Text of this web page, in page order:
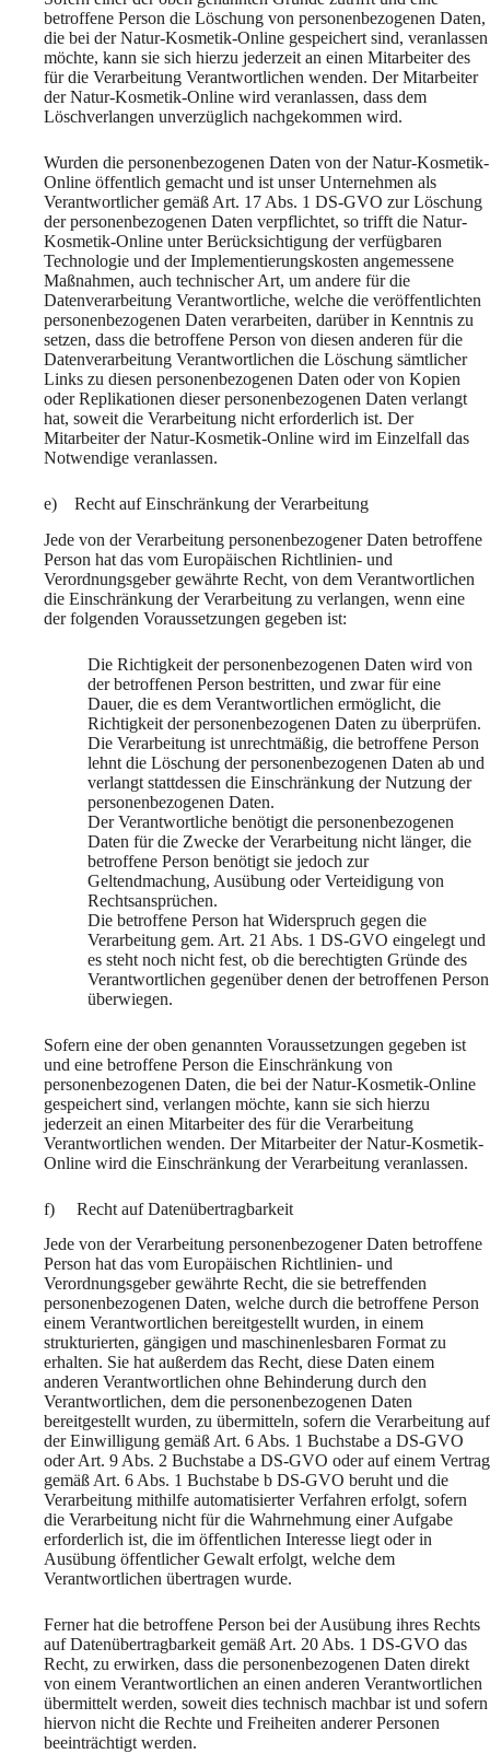
betroffene Person die Löschung von personenbezogenen Daten,
die bei der Natur-Kosmetik-Online gespeichert sind, veranlassen
möchte, kann sie sich hierzu jederzeit an einen Mitarbeiter des
für die Verarbeitung Verantwortlichen wenden. Der Mitarbeiter
der Natur-Kosmetik-Online wird veranlassen, dass dem
Löschverlangen unverzüglich nachgekommen wird.
Wurden die personenbezogenen Daten von der Natur-Kosmetik-
Online öffentlich gemacht und ist unser Unternehmen als
Verantwortlicher gemäß Art. 17 Abs. 1 DS-GVO zur Löschung
der personenbezogenen Daten verpflichtet, so trifft die Natur-
Kosmetik-Online unter Berücksichtigung der verfügbaren
Technologie und der Implementierungskosten angemessene
Maßnahmen, auch technischer Art, um andere für die
Datenverarbeitung Verantwortliche, welche die veröffentlichten
personenbezogenen Daten verarbeiten, darüber in Kenntnis zu
setzen, dass die betroffene Person von diesen anderen für die
Datenverarbeitung Verantwortlichen die Löschung sämtlicher
Links zu diesen personenbezogenen Daten oder von Kopien
oder Replikationen dieser personenbezogenen Daten verlangt
hat, soweit die Verarbeitung nicht erforderlich ist. Der
Mitarbeiter der Natur-Kosmetik-Online wird im Einzelfall das
Notwendige veranlassen.
e) Recht auf Einschränkung der Verarbeitung
Jede von der Verarbeitung personenbezogener Daten betroffene
Person hat das vom Europäischen Richtlinien- und
Verordnungsgeber gewährte Recht, von dem Verantwortlichen
die Einschränkung der Verarbeitung zu verlangen, wenn eine
der folgenden Voraussetzungen gegeben ist:
Die Richtigkeit der personenbezogenen Daten wird von
der betroffenen Person bestritten, und zwar für eine
Dauer, die es dem Verantwortlichen ermöglicht, die
Richtigkeit der personenbezogenen Daten zu überprüfen.
Die Verarbeitung ist unrechtmäßig, die betroffene Person
lehnt die Löschung der personenbezogenen Daten ab und
verlangt stattdessen die Einschränkung der Nutzung der
personenbezogenen Daten.
Der Verantwortliche benötigt die personenbezogenen
Daten für die Zwecke der Verarbeitung nicht länger, die
betroffene Person benötigt sie jedoch zur
Geltendmachung, Ausübung oder Verteidigung von
Rechtsansprüchen.
Die betroffene Person hat Widerspruch gegen die
Verarbeitung gem. Art. 21 Abs. 1 DS-GVO eingelegt und
es steht noch nicht fest, ob die berechtigten Gründe des
Verantwortlichen gegenüber denen der betroffenen Person
überwiegen.
Sofern eine der oben genannten Voraussetzungen gegeben ist
und eine betroffene Person die Einschränkung von
personenbezogenen Daten, die bei der Natur-Kosmetik-Online
gespeichert sind, verlangen möchte, kann sie sich hierzu
jederzeit an einen Mitarbeiter des für die Verarbeitung
Verantwortlichen wenden. Der Mitarbeiter der Natur-Kosmetik-
Online wird die Einschränkung der Verarbeitung veranlassen.
f) Recht auf Datenübertragbarkeit
Jede von der Verarbeitung personenbezogener Daten betroffene
Person hat das vom Europäischen Richtlinien- und
Verordnungsgeber gewährte Recht, die sie betreffenden
personenbezogenen Daten, welche durch die betroffene Person
einem Verantwortlichen bereitgestellt wurden, in einem
strukturierten, gängigen und maschinenlesbaren Format zu
erhalten. Sie hat außerdem das Recht, diese Daten einem
anderen Verantwortlichen ohne Behinderung durch den
Verantwortlichen, dem die personenbezogenen Daten
bereitgestellt wurden, zu übermitteln, sofern die Verarbeitung auf
der Einwilligung gemäß Art. 6 Abs. 1 Buchstabe a DS-GVO
oder Art. 9 Abs. 2 Buchstabe a DS-GVO oder auf einem Vertrag
gemäß Art. 6 Abs. 1 Buchstabe b DS-GVO beruht und die
Verarbeitung mithilfe automatisierter Verfahren erfolgt, sofern
die Verarbeitung nicht für die Wahrnehmung einer Aufgabe
erforderlich ist, die im öffentlichen Interesse liegt oder in
Ausübung öffentlicher Gewalt erfolgt, welche dem
Verantwortlichen übertragen wurde.
Ferner hat die betroffene Person bei der Ausübung ihres Rechts
auf Datenübertragbarkeit gemäß Art. 20 Abs. 1 DS-GVO das
Recht, zu erwirken, dass die personenbezogenen Daten direkt
von einem Verantwortlichen an einen anderen Verantwortlichen
übermittelt werden, soweit dies technisch machbar ist und sofern
hiervon nicht die Rechte und Freiheiten anderer Personen
beeinträchtigt werden.